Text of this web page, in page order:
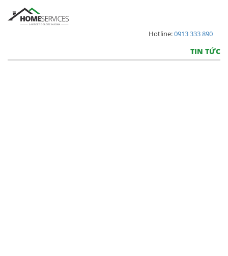
Hotline:0913 333 890
TIN TỨC